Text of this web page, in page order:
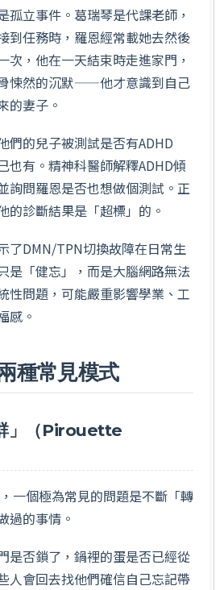
孤立事件。葛瑞琴是代課老師，
到任務時，羅恩經常載她去然後
次，他在一天結束時走進家門，
悚然的沉默——他才意識到自己
的妻子。
們的兒子被測試是否有ADHD
也有。精神科醫師解釋ADHD傾
詢問羅恩是否也想做個測試。正
診斷結果是「超標」的。
了DMN/TPN切換故障在日常生
是「健忘」，而是大腦網路無法
性問題，可能嚴重影響學業、工
感。
種常見模式
」（Pirouette
一個極為常見的問題是不斷「轉
過的事情。
是否鎖了，鍋裡的蛋是否已經從
人會回去找他們確信自己忘記帶